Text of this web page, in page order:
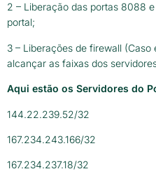
2 – Liberação das portas 8088
portal;
3 – Liberações de firewall
alcançar as faixas dos
Aqui estão os Servidores do
144.22.239.52/32
167.234.243.166/32
167.234.237.18/32